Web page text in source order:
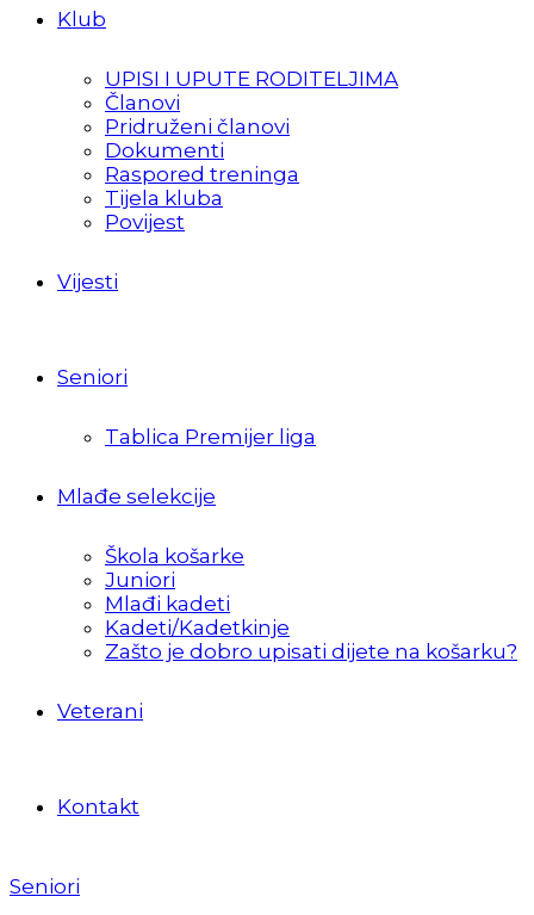
Klub
UPISI I UPUTE RODITELJIMA
Članovi
Pridruženi članovi
Dokumenti
Raspored treninga
Tijela kluba
Povijest
Vijesti
Seniori
Tablica Premijer liga
Mlađe selekcije
Škola košarke
Juniori
Mlađi kadeti
Kadeti/Kadetkinje
Zašto je dobro upisati dijete na košarku?
Veterani
Kontakt
Seniori